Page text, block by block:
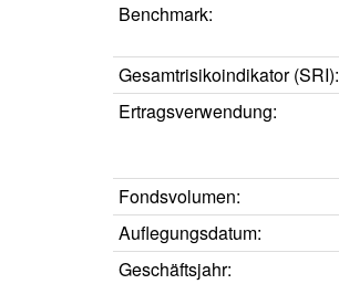
Benchmark:
Gesamtrisikoindikator (SRI):
Ertragsverwendung:
Fondsvolumen:
Auflegungsdatum:
Geschäftsjahr: